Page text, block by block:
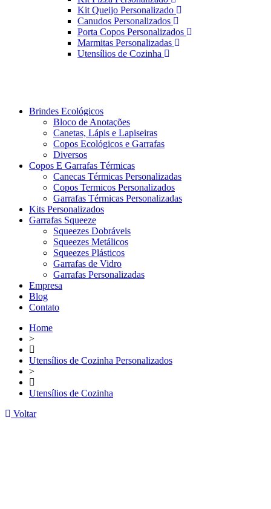
Kit Queijo Personalizado
Canudos Personalizados
Porta Copos Personalizados
Marmitas Personalizadas
Utensílios de Cozinha
Brindes Ecológicos
Bloco de Anotações
Canetas, Lápis e Lapiseiras
Copos Ecológicos e Garrafas
Diversos
Copos E Garrafas Térmicas
Canecas Térmicas Personalizadas
Copos Termicos Personalizados
Garrafas Térmicas Personalizadas
Kits Personalizados
Garrafas Squeeze
Squeezes Dobráveis
Squeezes Metálicos
Squeezes Plásticos
Garrafas de Vidro
Garrafas Personalizadas
Empresa
Blog
Contato
Home
>
Utensílios de Cozinha Personalizados
>
Utensílios de Cozinha
Voltar